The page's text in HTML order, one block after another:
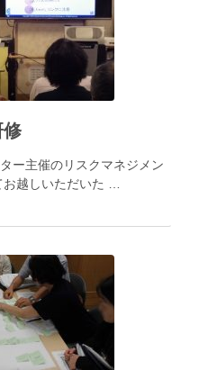
修
ー主催のリスクマネジメン
越しいただいた …